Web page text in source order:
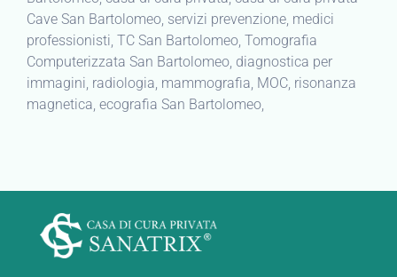
Cave San Bartolomeo, servizi prevenzione, medici
professionisti, TC San Bartolomeo, Tomografia
Computerizzata San Bartolomeo, diagnostica per
immagini, radiologia, mammografia, MOC, risonanza
magnetica, ecografia San Bartolomeo,